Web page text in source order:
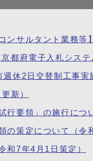
ンサルタント業務等】
都府電子入札システ
休2日交替制工事実
新）
行要領」の施行につ
の策定について（令
和7年4月1日策定）